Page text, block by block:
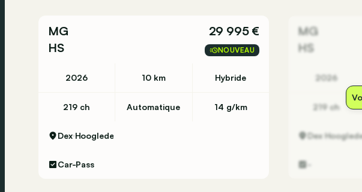
MG
HS
29 995 €
NOUVEAU
2026 10 km Hybride
219 ch Automatique 14 g/km
Dex Hooglede
Car-Pass
MG
HS
2026
219 ch
Dex